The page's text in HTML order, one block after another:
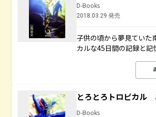
D-Books
2018.03.29 発売
子供の頃から夢見ていた
カルな45日間の記録と記
とろとろトロピカ
D-Books